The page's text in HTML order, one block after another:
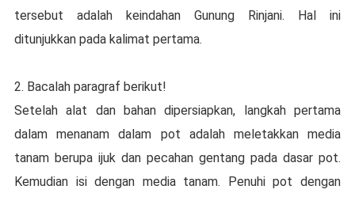
tersebut adalah keindahan Gunung Rinjani. Hal ini
ditunjukkan pada kalimat pertama.
2. Bacalah paragraf berikut!
Setelah alat dan bahan dipersiapkan, langkah pertama
dalam menanam dalam pot adalah meletakkan media
tanam berupa ijuk dan pecahan gentang pada dasar pot.
Kemudian isi dengan media tanam. Penuhi pot dengan